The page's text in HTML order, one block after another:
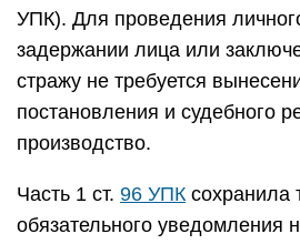
УПК). Для проведения
задержании лица или
стражу не требуется
постановления и судебного
производство.
Часть 1 ст. 96 УПКсохранила
обязательного уведомления